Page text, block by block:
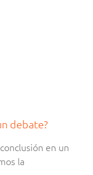
debate?
en un
la